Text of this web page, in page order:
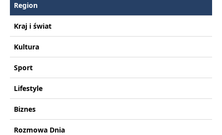
Region
Kraj i świat
Kultura
Sport
Lifestyle
Biznes
Rozmowa Dnia